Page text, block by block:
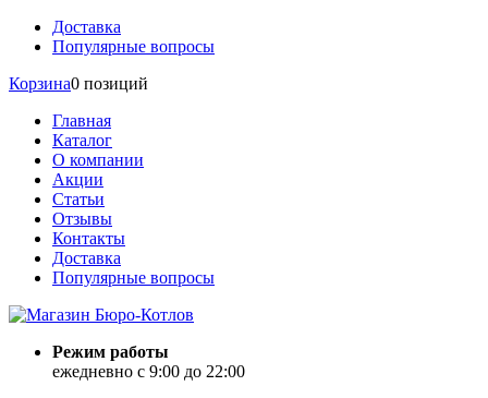
Доставка
Популярные вопросы
Корзина0 позиций
Главная
Каталог
О компании
Акции
Статьи
Отзывы
Контакты
Доставка
Популярные вопросы
Режим работы
ежедневно с 9:00 до 22:00